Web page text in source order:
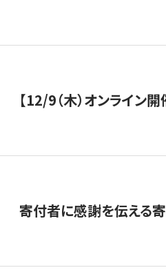
【12/9（木）オンライン
寄付者に感謝を伝える